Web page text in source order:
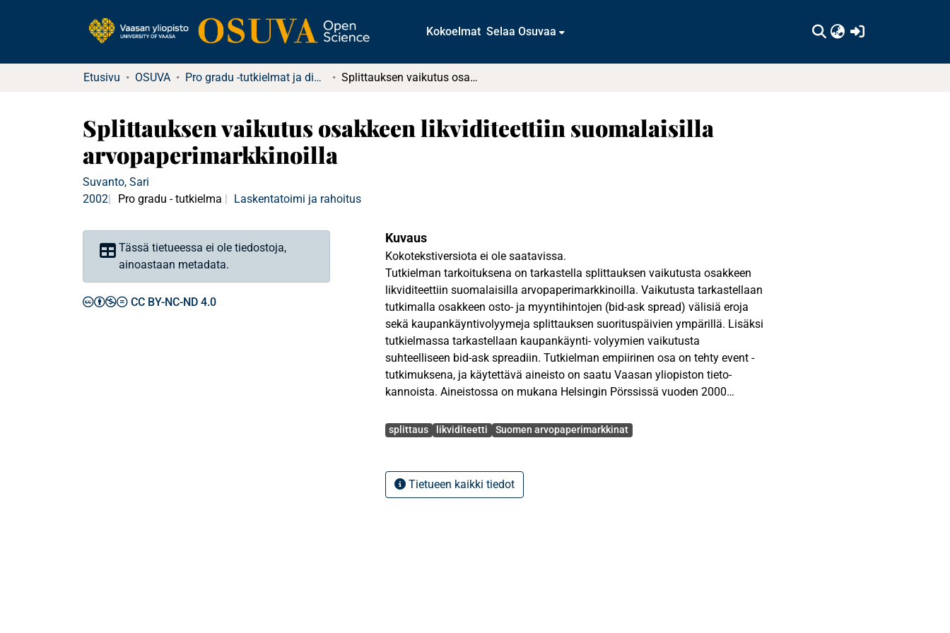
Kokoelmat Selaa Osuvaa
Etusivu OSUVA Pro gradu -tutkielmat ja diplomityöt Splittauksen vaikutus osakkeen likviditeettiin suomalaisilla arvopaperimarkkinoilla
Splittauksen vaikutus osakkeen likviditeettiin suomalaisilla
arvopaperimarkkinoilla
Suvanto, Sari
2002
Pro gradu - tutkielma Laskentatoimi ja rahoitus
Tässä tietueessa ei ole tiedostoja,
ainoastaan metadata.
CC BY-NC-ND 4.0
Kuvaus
Kokotekstiversiota ei ole saatavissa.
Tutkielman tarkoituksena on tarkastella splittauksen vaikutusta osakkeen
likviditeettiin suomalaisilla arvopaperimarkkinoilla. Vaikutusta tarkastellaan
tutkimalla osakkeen osto- ja myyntihintojen (bid-ask spread) välisiä eroja
sekä kaupankäyntivolyymeja splittauksen suorituspäivien ympärillä. Lisäksi
tutkielmassa tarkastellaan kaupankäynti- volyymien vaikutusta
suhteelliseen bid-ask spreadiin. Tutkielman empiirinen osa on tehty event -
tutkimuksena, ja käytettävä aineisto on saatu Vaasan yliopiston tieto-
kannoista. Aineistossa on mukana Helsingin Pörssissä vuoden 2000
Lähdeaineistona tutkielmassa on käytetty enimmäkseen ulkomaisia
Tutkimuksen tulokset osoittavat, ettei splittaus vaikuta merkittävästi
osakkeen likviditeettiin suomalaisilla arvopaperimarkkinoilla.
Avainsanat
splittaus likviditeetti Suomen arvopaperimarkkinat
Tietueen kaikki tiedot